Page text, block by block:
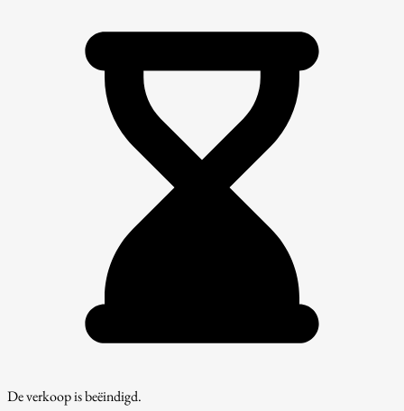
De verkoop is beëindigd.